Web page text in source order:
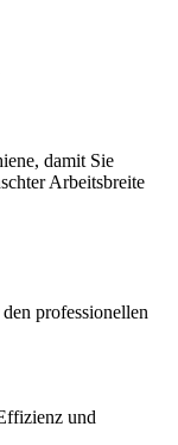
damit Sie
Arbeitsbreite
professionellen
und